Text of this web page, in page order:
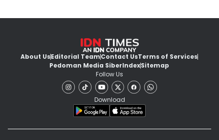
About UsEditorial TeamContact UsTerms of Services
Pedoman Media SiberIndexSitemap
Follow Us
Download